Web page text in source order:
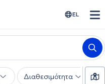
EL
Διαθεσιμότητα